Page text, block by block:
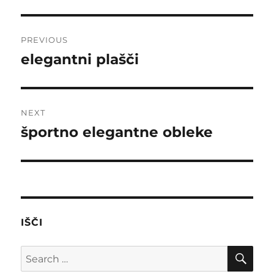
navigation
PREVIOUS
Previous
elegantni plašči
NEXT
Next
športno elegantne obleke
IŠČI
Search
for: